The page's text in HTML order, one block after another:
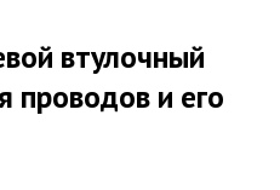
втулочный
проводов и его